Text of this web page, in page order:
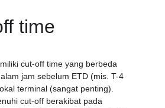
time
cut-off time yang berbeda
jam sebelum ETD (mis. T-4
terminal (sangat penting).
cut-off berakibat pada